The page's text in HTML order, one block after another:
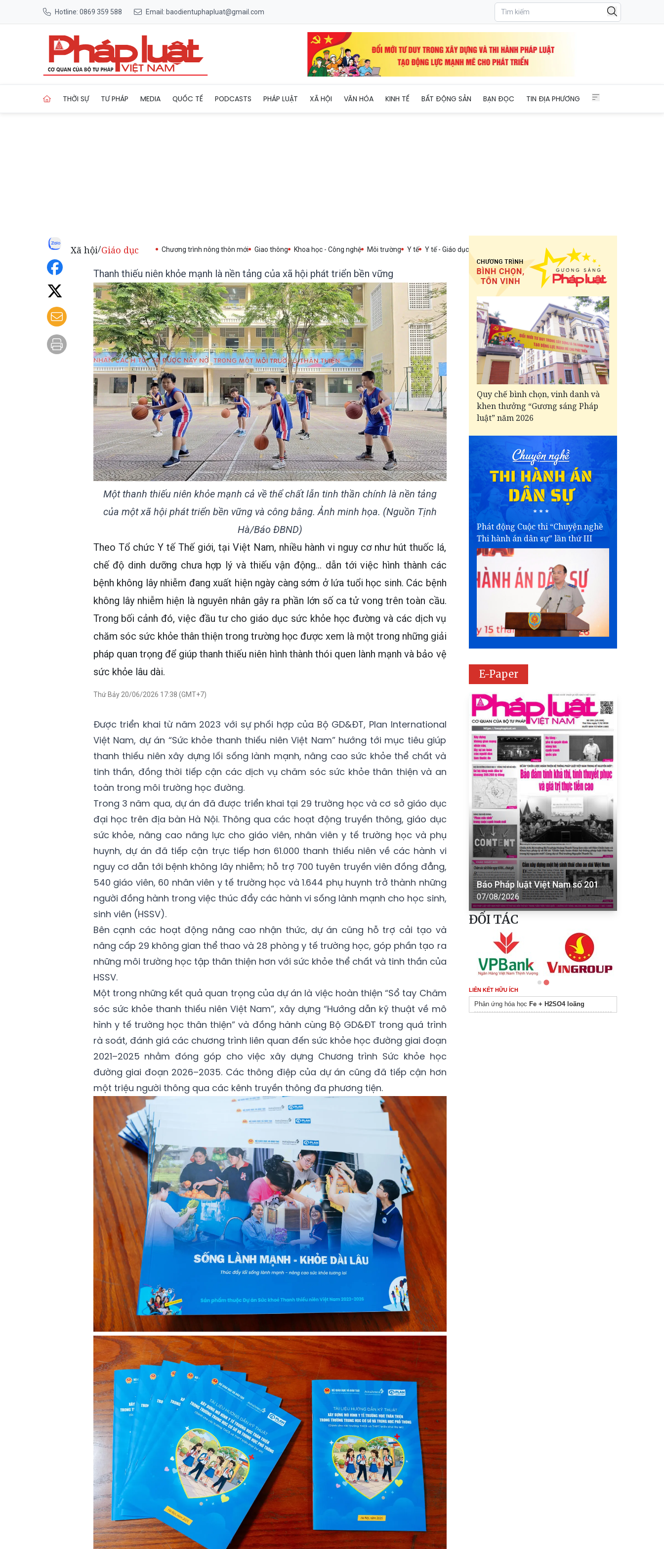
Hotline: 0869 359 588 Email: baodientuphapluat@gmail.com
THỜI SỰ TƯ PHÁP MEDIA QUỐC TẾ PODCASTS PHÁP LUẬT XÃ HỘI VĂN HÓA KINH TẾ BẤT ĐỘNG SẢN BẠN ĐỌC TIN ĐỊA PHƯƠNG
Xã hội/Giáo dục Chương trình nông thôn mới Giao thông Khoa học - Công nghệ Môi trường Y tế Y tế - Giáo dục
Thanh thiếu niên khỏe mạnh là nền tảng của xã hội phát triển bền vững
Một thanh thiếu niên khỏe mạnh cả về thể chất lẫn tinh thần chính là nền tảng
của một xã hội phát triển bền vững và công bằng. Ảnh minh họa. (Nguồn Tịnh
Hà/Báo ĐBND)
Theo Tổ chức Y tế Thế giới, tại Việt Nam, nhiều hành vi nguy cơ như hút thuốc lá,
chế độ dinh dưỡng chưa hợp lý và thiếu vận động… dẫn tới việc hình thành các
bệnh không lây nhiễm đang xuất hiện ngày càng sớm ở lứa tuổi học sinh. Các bệnh
không lây nhiễm hiện là nguyên nhân gây ra phần lớn số ca tử vong trên toàn cầu.
Trong bối cảnh đó, việc đầu tư cho giáo dục sức khỏe học đường và các dịch vụ
chăm sóc sức khỏe thân thiện trong trường học được xem là một trong những giải
pháp quan trọng để giúp thanh thiếu niên hình thành thói quen lành mạnh và bảo vệ
sức khỏe lâu dài.
Thứ Bảy 20/06/2026 17:38 (GMT+7)
Được triển khai từ năm 2023 với sự phối hợp của Bộ GD&ĐT, Plan International
Việt Nam, dự án “Sức khỏe thanh thiếu niên Việt Nam” hướng tới mục tiêu giúp
thanh thiếu niên xây dựng lối sống lành mạnh, nâng cao sức khỏe thể chất và
tinh thần, đồng thời tiếp cận các dịch vụ chăm sóc sức khỏe thân thiện và an
toàn trong môi trường học đường.
Trong 3 năm qua, dự án đã được triển khai tại 29 trường học và cơ sở giáo dục
đại học trên địa bàn Hà Nội. Thông qua các hoạt động truyền thông, giáo dục
sức khỏe, nâng cao năng lực cho giáo viên, nhân viên y tế trường học và phụ
huynh, dự án đã tiếp cận trực tiếp hơn 61.000 thanh thiếu niên về các hành vi
nguy cơ dẫn tới bệnh không lây nhiễm; hỗ trợ 700 tuyên truyền viên đồng đẳng,
540 giáo viên, 60 nhân viên y tế trường học và 1.644 phụ huynh trở thành những
người đồng hành trong việc thúc đẩy các hành vi sống lành mạnh cho học sinh,
sinh viên (HSSV).
Bên cạnh các hoạt động nâng cao nhận thức, dự án cũng hỗ trợ cải tạo và
nâng cấp 29 không gian thể thao và 28 phòng y tế trường học, góp phần tạo ra
những môi trường học tập thân thiện hơn với sức khỏe thể chất và tinh thần của
HSSV.
Một trong những kết quả quan trọng của dự án là việc hoàn thiện “Sổ tay Chăm
sóc sức khỏe thanh thiếu niên Việt Nam”, xây dựng “Hướng dẫn kỹ thuật về mô
hình y tế trường học thân thiện” và đồng hành cùng Bộ GD&ĐT trong quá trình
rà soát, đánh giá các chương trình liên quan đến sức khỏe học đường giai đoạn
2021–2025 nhằm đóng góp cho việc xây dựng Chương trình Sức khỏe học
đường giai đoạn 2026–2035. Các thông điệp của dự án cũng đã tiếp cận hơn
một triệu người thông qua các kênh truyền thông đa phương tiện.
Quy chế bình chọn, vinh danh và
khen thưởng “Gương sáng Pháp
luật” năm 2026
Phát động Cuộc thi “Chuyện nghề
Thi hành án dân sự” lần thứ III
E-Paper
Báo Pháp luật Việt Nam số 201
07/08/2026
ĐỐI TÁC
LIÊN KẾT HỮU ÍCH
Phản ứng hóa học Fe + H2SO4 loãng